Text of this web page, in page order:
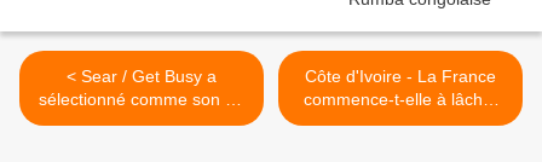
< Sear / Get Busy a
sélectionné comme son du
jour... Semaine - Ce soir je
Côte d'Ivoire - La France
commence-t-elle à lâcher
Ado & Soro ? >